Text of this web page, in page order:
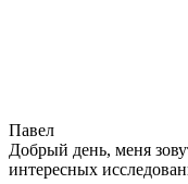
Павел
Добрый день, меня
интересных